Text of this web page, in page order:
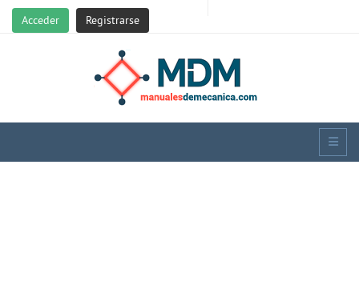
Acceder Registrarse